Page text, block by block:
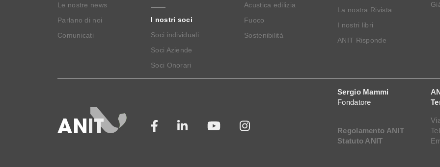
Le nostre news
Parlano di noi
Comunicati
I nostri soci
Soci individuali
Soci Aziende
Soci Onorari
Acustica edilizia
Fuoco
Sostenibilità
La nostra Rivista
I nostri libri
ANIT Risponde
Sergio Mammi
Fondatore
Regolamento ANIT
Statuto ANIT